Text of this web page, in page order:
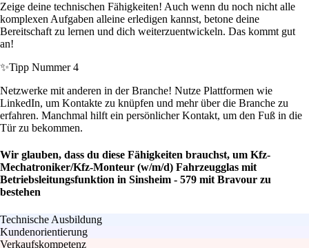
Zeige deine technischen Fähigkeiten! Auch wenn du noch nicht alle
komplexen Aufgaben alleine erledigen kannst, betone deine
Bereitschaft zu lernen und dich weiterzuentwickeln. Das kommt gut
an!
✨Tipp Nummer 4
Netzwerke mit anderen in der Branche! Nutze Plattformen wie
LinkedIn, um Kontakte zu knüpfen und mehr über die Branche zu
erfahren. Manchmal hilft ein persönlicher Kontakt, um den Fuß in die
Tür zu bekommen.
Wir glauben, dass du diese Fähigkeiten brauchst, um Kfz-
Mechatroniker/Kfz-Monteur (w/m/d) Fahrzeugglas mit
Betriebsleitungsfunktion in Sinsheim - 579 mit Bravour zu
bestehen
Technische Ausbildung
Kundenorientierung
Verkaufskompetenz